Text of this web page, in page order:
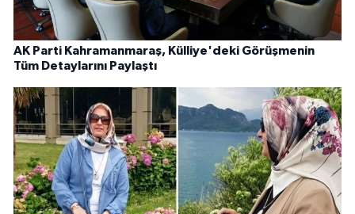
AK Parti Kahramanmaraş, Külliye'deki Görüşmenin
Tüm Detaylarını Paylaştı